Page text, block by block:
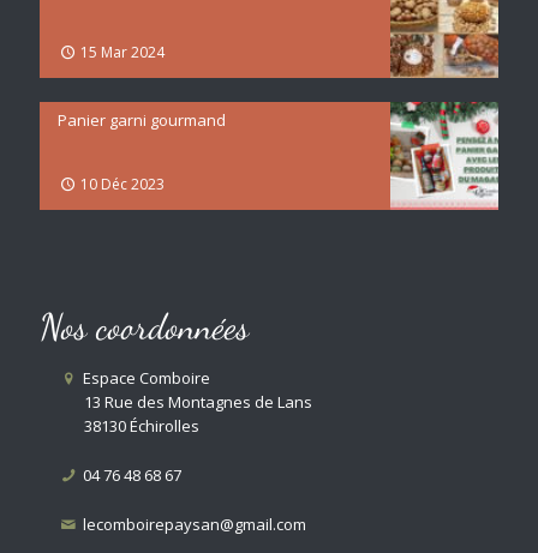
15 Mar 2024
Panier garni gourmand
10 Déc 2023
Nos coordonnées
Espace Comboire
13 Rue des Montagnes de Lans
38130 Échirolles
04 76 48 68 67
lecomboirepaysan@gmail.com